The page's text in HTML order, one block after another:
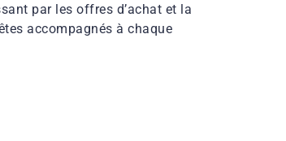
par les offres d’achat et la
accompagnés à chaque